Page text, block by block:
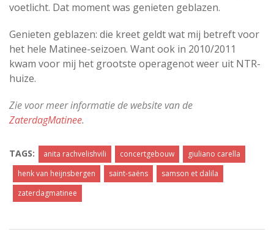
voetlicht. Dat moment was genieten geblazen.
Genieten geblazen: die kreet geldt wat mij betreft voor
het hele Matinee-seizoen. Want ook in 2010/2011
kwam voor mij het grootste operagenot weer uit NTR-
huize.
Zie voor meer informatie de website van de
ZaterdagMatinee.
TAGS: anita rachvelishvili concertgebouw
giuliano carella
henk van heijnsbergen
saint-saëns
samson et dalila
zaterdagmatinee